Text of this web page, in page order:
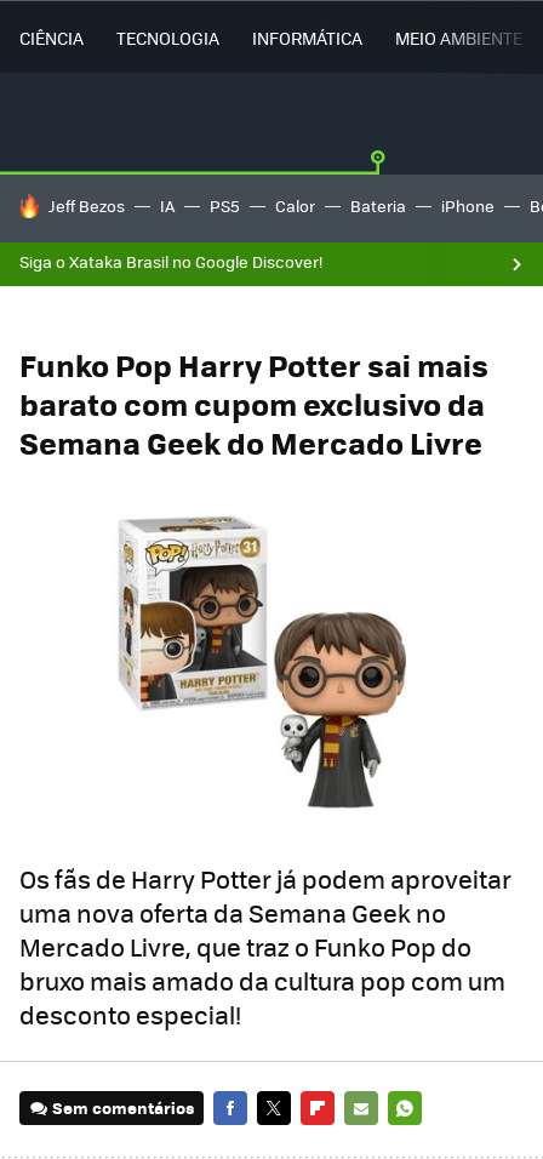
CIÊNCIA TECNOLOGIA INFORMÁTICA MEIO AMBIENTE
TENDÊNCIAS DO DIA
Jeff Bezos IA PS5 Calor Bateria iPhone
Siga o Xataka Brasil no Google Discover!
Funko Pop Harry Potter sai mais
barato com cupom exclusivo da
Semana Geek do Mercado Livre
Os fãs de Harry Potter já podem aproveitar
uma nova oferta da Semana Geek no
Mercado Livre, que traz o Funko Pop do
bruxo mais amado da cultura pop com um
desconto especial!
Sem comentários